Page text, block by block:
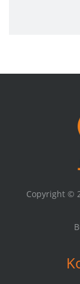
Copyright ©